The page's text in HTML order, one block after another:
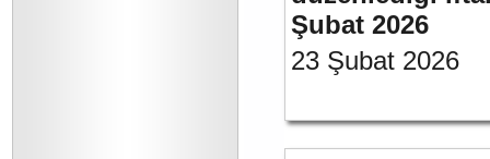
Şubat 2026
23 Şubat 2026